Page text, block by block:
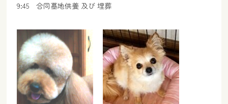
9:45 合同墓地供養 及び 埋葬